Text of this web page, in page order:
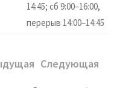
14:45; сб 9:00–16:00,
перерыв 14:00–14:45
Следующая